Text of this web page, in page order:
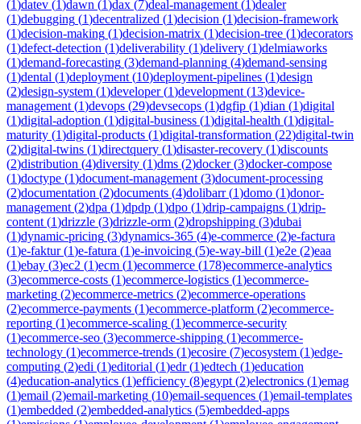
(1)datev (1)dawn (1)dax (7)deal-management (1)dealer
(1)debugging (1)decentralized (1)decision (1)decision-framework
(1)decision-making (1)decision-matrix (1)decision-tree (1)decorators
(1)defect-detection (1)deliverability (1)delivery (1)delmiaworks
(1)demand-forecasting (3)demand-planning (4)demand-sensing
(1)dental (1)deployment (10)deployment-pipelines (1)design
(2)design-system (1)developer(1)development (13)device-
management (1)devops (29)devsecops (1)dgfip (1)dian (1)digital
(1)digital-adoption (1)digital-business (1)digital-health (1)digital-
maturity (1)digital-products (1)digital-transformation (22)digital-twin
(2)digital-twins (1)directquery (1)disaster-recovery (1)discounts
(2)distribution (4)diversity (1)dms (2)docker(3)docker-compose
(1)doctype (1)document-management (3)document-processing
(2)documentation (2)documents (4)dolibarr(1)domo (1)donor-
management (2)dpa (1)dpdp (1)dpo (1)drip-campaigns (1)drip-
content (1)drizzle (3)drizzle-orm (2)dropshipping (3)dubai
(1)dynamic-pricing (3)dynamics-365 (4)e-commerce (2)e-factura
(1)e-faktur(1)e-fatura (1)e-invoicing (5)e-way-bill (1)e2e (2)eaa
(1)ebay (3)ec2 (1)ecm (1)ecommerce (178)ecommerce-analytics
(3)ecommerce-costs (1)ecommerce-logistics (1)ecommerce-
marketing (2)ecommerce-metrics (2)ecommerce-operations
(2)ecommerce-payments (1)ecommerce-platform (2)ecommerce-
reporting (1)ecommerce-scaling (1)ecommerce-security
(1)ecommerce-seo (3)ecommerce-shipping (1)ecommerce-
technology (1)ecommerce-trends (1)ecosire (7)ecosystem (1)edge-
computing (2)edi (1)editorial (1)edr(1)edtech (1)education
(4)education-analytics (1)efficiency (8)egypt (2)electronics (1)emag
(1)email (2)email-marketing (10)email-sequences (1)email-templates
(1)embedded (2)embedded-analytics (5)embedded-apps